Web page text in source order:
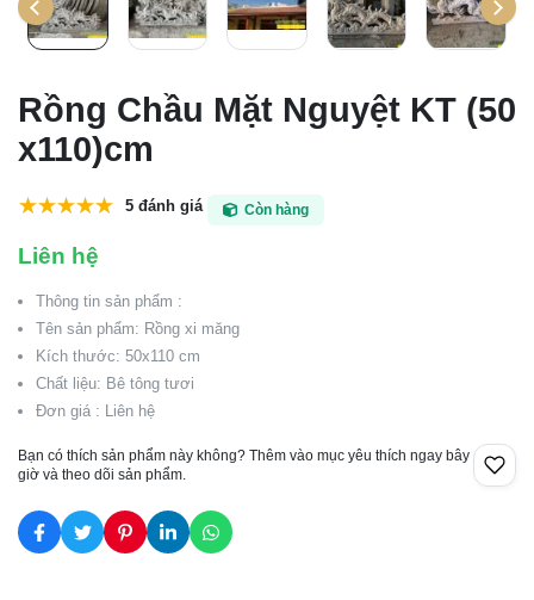
Rồng Chầu Mặt Nguyệt KT (50
x110)cm
5 đánh giá Còn hàng
Liên hệ
Thông tin sản phẩm :
Tên sản phẩm: Rồng xi măng
Kích thước: 50x110 cm
Chất liệu: Bê tông tươi
Đơn giá : Liên hệ
Bạn có thích sản phẩm này không? Thêm vào mục yêu thích ngay bây
giờ và theo dõi sản phẩm.